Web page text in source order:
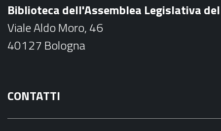
o
k
Biblioteca dell'Assemblea Legislativa
Viale Aldo Moro, 46
40127 Bologna
CONTATTI